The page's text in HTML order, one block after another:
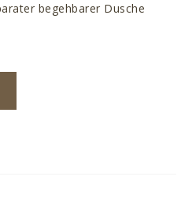
begehbarer Dusche